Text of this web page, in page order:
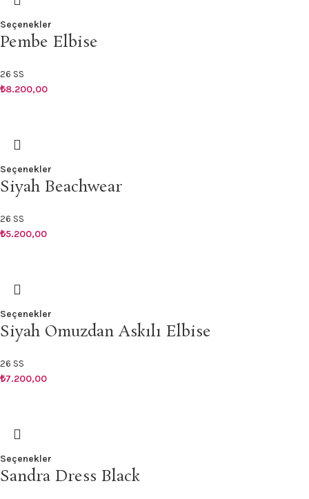
Seçenekler
Pembe Elbise
26 SS
₺8.200,00
Seçenekler
Siyah Beachwear
26 SS
₺5.200,00
Seçenekler
Siyah Omuzdan Askılı Elbise
26 SS
₺7.200,00
Seçenekler
Sandra Dress Black